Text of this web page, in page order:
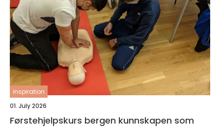
inspiration
01. July 2026
Førstehjelpskurs bergen kunnskapen som